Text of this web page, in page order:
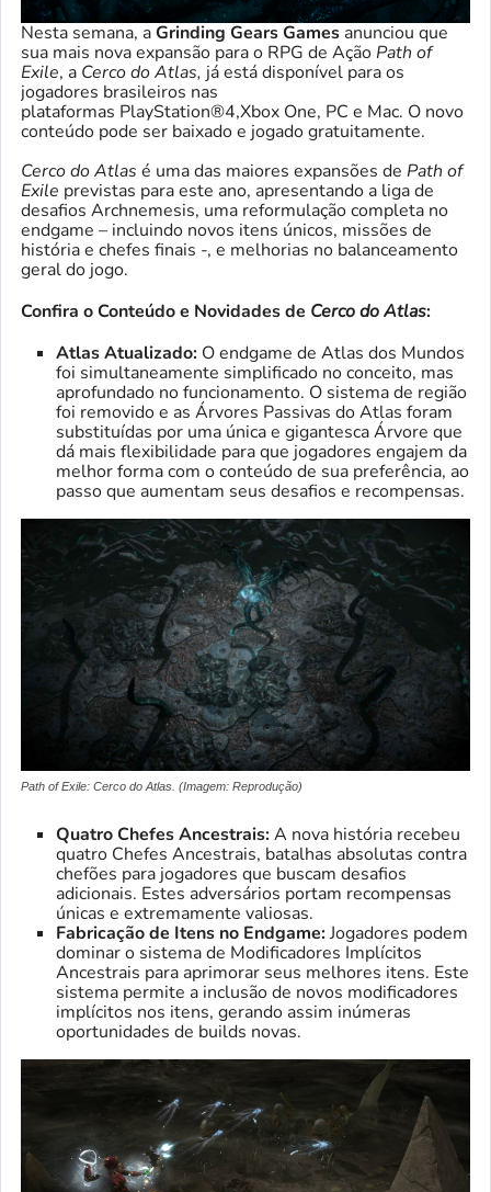
Nesta semana, aGrinding Gears Games anunciou que
sua mais nova expansão para o RPG de Ação Path of
Exile, a Cerco do Atlas, já está disponível para os
jogadores brasileiros nas
plataformas PlayStation®4,Xbox One, PC e Mac. O novo
conteúdo pode ser baixado e jogado gratuitamente.
Cerco do Atlas é uma das maiores expansões de Path of
Exile previstas para este ano, apresentando a liga de
desafios Archnemesis, uma reformulação completa no
endgame – incluindo novos itens únicos, missões de
história e chefes finais -, e melhorias no balanceamento
geral do jogo.
Confira o Conteúdo e Novidades de Cerco do Atlas:
Atlas Atualizado: O endgame de Atlas dos Mundos
foi simultaneamente simplificado no conceito, mas
aprofundado no funcionamento. O sistema de região
foi removido e as Árvores Passivas do Atlas foram
substituídas por uma única e gigantesca Árvore que
dá mais flexibilidade para que jogadores engajem da
melhor forma com o conteúdo de sua preferência, ao
passo que aumentam seus desafios e recompensas.
Path of Exile: Cerco do Atlas. (Imagem: Reprodução)
Quatro Chefes Ancestrais:A nova história recebeu
quatro Chefes Ancestrais, batalhas absolutas contra
chefões para jogadores que buscam desafios
adicionais. Estes adversários portam recompensas
únicas e extremamente valiosas.
Fabricação de Itens no Endgame:Jogadores podem
dominar o sistema de Modificadores Implícitos
Ancestrais para aprimorar seus melhores itens. Este
sistema permite a inclusão de novos modificadores
implícitos nos itens, gerando assim inúmeras
oportunidades de builds novas.